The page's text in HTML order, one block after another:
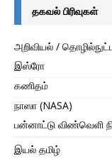
தகவல் பிரிவுகள்
அறிவியல் /
இஸ்ரோ
கணிதம்
நாஸா (NASA)
பன்னாட்டு விண்வெளி
இயல் தமிழ்